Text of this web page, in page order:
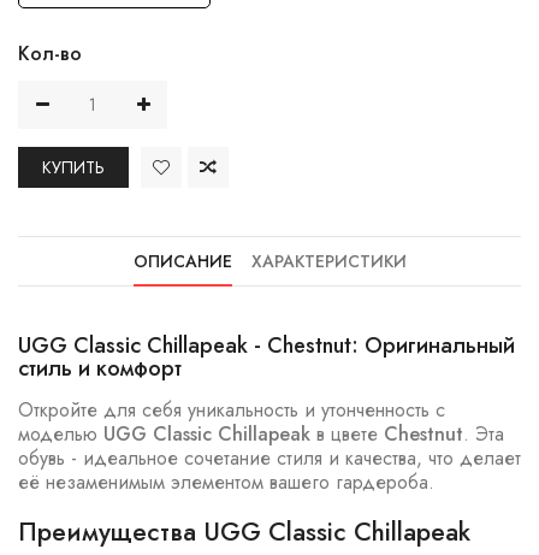
Кол-во
КУПИТЬ
ОПИСАНИЕ ХАРАКТЕРИСТИКИ
UGG Classic Chillapeak - Chestnut: Оригинальный
стиль и комфорт
Откройте для себя уникальность и утонченность с
моделью UGG Classic Chillapeak в цвете Chestnut. Эта
обувь - идеальное сочетание стиля и качества, что делает
её незаменимым элементом вашего гардероба.
Преимущества UGG Classic Chillapeak